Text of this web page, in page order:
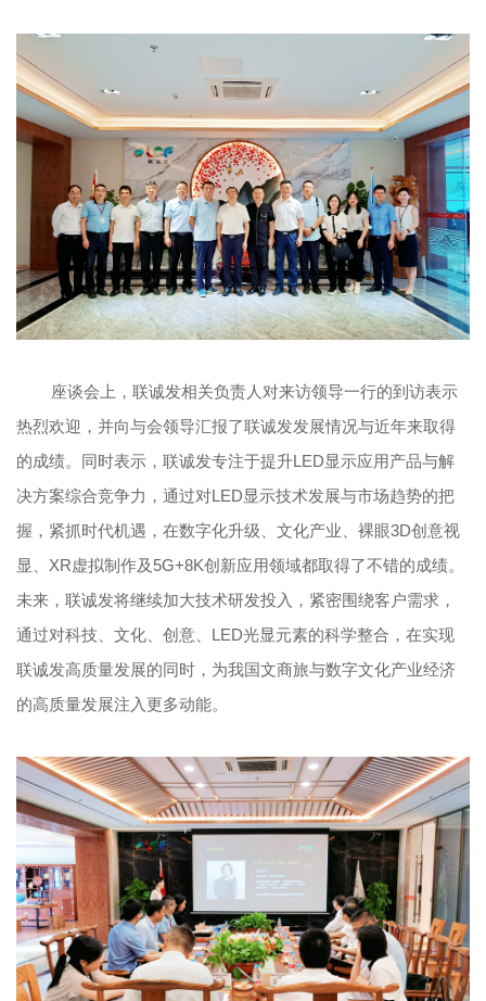
座谈会上，联诚发相关负责人对来访领导一行的到访表示
热烈欢迎，并向与会领导汇报了联诚发发展情况与近年来取得
的成绩。同时表示，联诚发专注于提升LED显示应用产品与解
决方案综合竞争力，通过对LED显示技术发展与市场趋势的把
握，紧抓时代机遇，在数字化升级、文化产业、裸眼3D创意视
显、XR虚拟制作及5G+8K创新应用领域都取得了不错的成绩。
未来，联诚发将继续加大技术研发投入，紧密围绕客户需求，
通过对科技、文化、创意、LED光显元素的科学整合，在实现
联诚发高质量发展的同时，为我国文商旅与数字文化产业经济
的高质量发展注入更多动能。